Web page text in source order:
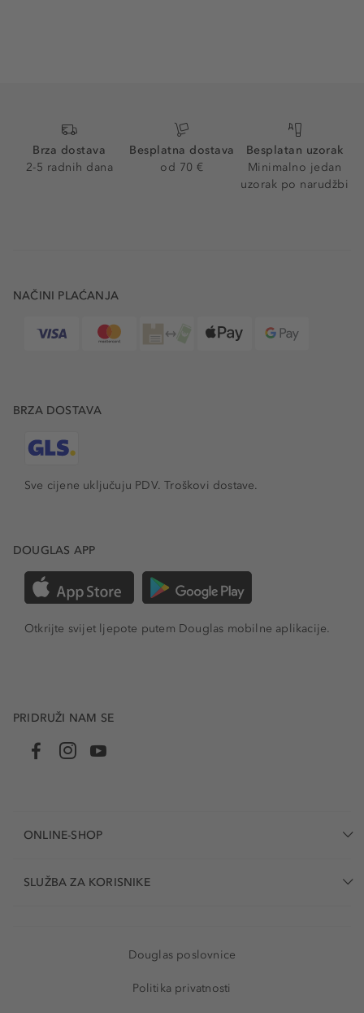
Brza dostava
2-5 radnih dana
Besplatna dostava
od 70 €
Besplatan uzorak
Minimalno jedan
uzorak po narudžbi
NAČINI PLAĆANJA
BRZA DOSTAVA
Sve cijene uključuju PDV.Troškovi dostave.
DOUGLAS APP
Otkrijte svijet ljepote putem Douglas mobilne aplikacije.
PRIDRUŽI NAM SE
ONLINE-SHOP
SLUŽBA ZA KORISNIKE
Douglas poslovnice
Politika privatnosti